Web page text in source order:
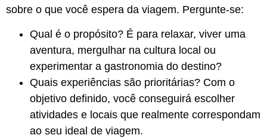
sobre o que você espera da viagem. Pergunte-se:
Qual é o propósito? É para relaxar, viver uma
aventura, mergulhar na cultura local ou
experimentar a gastronomia do destino?
Quais experiências são prioritárias? Com o
objetivo definido, você conseguirá escolher
atividades e locais que realmente correspondam
ao seu ideal de viagem.